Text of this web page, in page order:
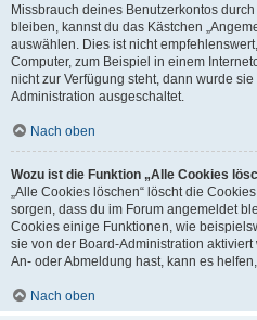
Missbrauch deines Benutzerkontos
bleiben, kannst du das Kästchen
auswählen. Dies ist nicht
Computer, zum Beispiel in einem
nicht zur Verfügung steht, dann wurde
Administration ausgeschaltet.
Nach oben
Wozu ist die Funktion „Alle Cookies
„Alle Cookies löschen“ löscht die
sorgen, dass du im Forum angemeldet
Cookies einige Funktionen, wie
sie von der Board-Administration
An- oder Abmeldung hast, kann es
Nach oben